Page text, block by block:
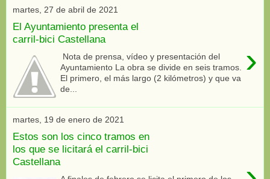
martes, 27 de abril de 2021
El Ayuntamiento presenta el
carril-bici Castellana
›
Nota de prensa, vídeo y presentación del
Ayuntamiento La obra se divide en seis tramos.
El primero, el más largo (2 kilómetros) y que va
de...
martes, 19 de enero de 2021
Estos son los cinco tramos en
los que se licitará el carril-bici
Castellana